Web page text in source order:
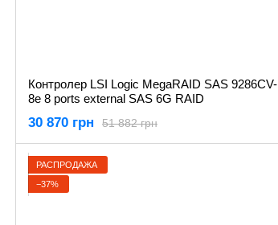
Контролер LSI Logic MegaRAID SAS 9286CV-
8e 8 ports external SAS 6G RAID
51 882 грн
30 870 грн
РАСПРОДАЖА
−37%